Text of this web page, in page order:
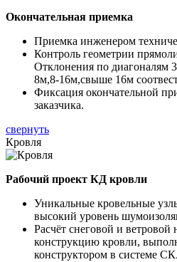
Окончательная приемка
Приемка инженером
Контроль геометрии
Отклонения по диагоналям
8м,8-16м,свыше 16м
Фиксация окончательной
заказчика.
свернуть
Кровля
Рабочий проект КД кровли
Уникальные кровельные
высокий уровень
Расчёт снеговой и ветровой
конструкцию кровли,
конструктором в системе